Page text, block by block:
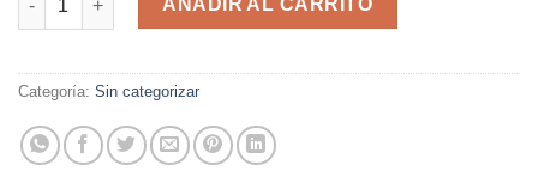
AÑADIR AL CARRITO
Categoría: Sin categorizar